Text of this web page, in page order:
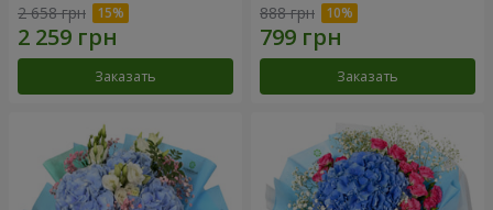
2 658 грн
Заказать
888 грн
Заказать